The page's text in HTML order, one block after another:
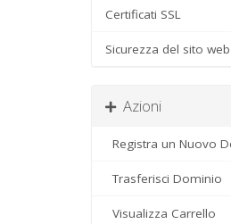
Certificati SSL
Sicurezza del sito web
Azioni
Registra un Nuovo
Trasferisci Dominio
Visualizza Carrello